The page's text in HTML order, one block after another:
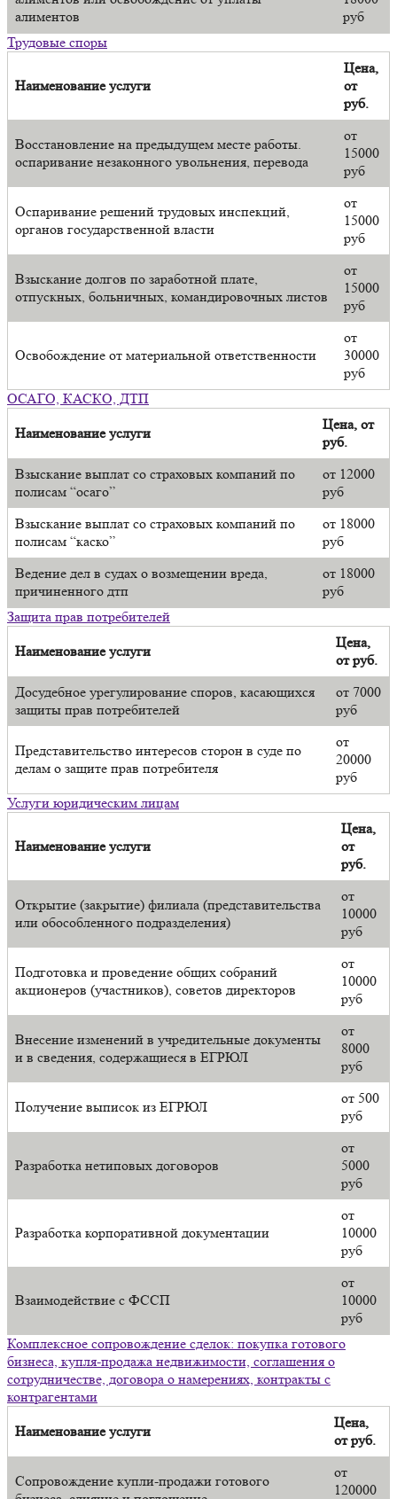
алиментов
руб
Трудовые споры
Наименование услуги
Цена,
от
руб.
Восстановление на предыдущем месте работы.
оспаривание незаконного увольнения, перевода
от
15000
руб
Оспаривание решений трудовых инспекций,
органов государственной власти
от
15000
руб
Взыскание долгов по заработной плате,
отпускных, больничных, командировочных листов
от
15000
руб
Освобождение от материальной ответственности
от
30000
руб
ОСАГО, КАСКО, ДТП
Наименование услуги
Цена, от
руб.
Взыскание выплат со страховых компаний по
полисам “осаго”
от 12000
руб
Взыскание выплат со страховых компаний по
полисам “каско”
от 18000
руб
Ведение дел в судах о возмещении вреда,
причиненного дтп
от 18000
руб
Защита прав потребителей
Наименование услуги
Цена,
от руб.
Досудебное урегулирование споров, касающихся
защиты прав потребителей
от 7000
руб
Представительство интересов сторон в суде по
делам о защите прав потребителя
от
20000
руб
Услуги юридическим лицам
Наименование услуги
Цена,
от
руб.
Открытие (закрытие) филиала (представительства
или обособленного подразделения)
от
10000
руб
Подготовка и проведение общих собраний
акционеров (участников), советов директоров
от
10000
руб
Внесение изменений в учредительные документы
и в сведения, содержащиеся в ЕГРЮЛ
от
8000
руб
Получение выписок из ЕГРЮЛ
от 500
руб
Разработка нетиповых договоров
от
5000
руб
Разработка корпоративной документации
от
10000
руб
Взаимодействие с ФССП
от
10000
руб
Комплексное сопровождение сделок: покупка готового
бизнеса, купля-продажа недвижимости, соглашения о
сотрудничестве, договора о намерениях, контракты с
контрагентами
Наименование услуги
Цена,
от руб.
Сопровождение купли-продажи готового
от
120000